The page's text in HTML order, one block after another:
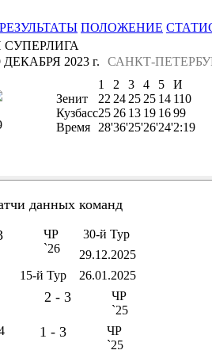
РЕЗУЛЬТАТЫ ПОЛОЖЕНИЕ
САНКТ-
ДЕКАБРЯ 2023 г.
1 2 3 4 5
И
Зенит
22 24 25 25 14 110
Кузбасс25 26 13 19 1699
Время
28'36'25'26'24'2:19
данных команд
ЧР
`26
30-й Тур
29.12.2025
15-й Тур 26.01.2025
2 - 3
ЧР
`25
1 - 3
ЧР
`25